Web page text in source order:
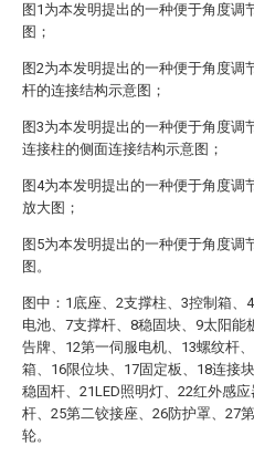
图1为本发明提出的一种便于角度调
图；
图2为本发明提出的一种便于角度调
杆的连接结构示意图；
图3为本发明提出的一种便于角度调
连接柱的侧面连接结构示意图；
图4为本发明提出的一种便于角度调
放大图；
图5为本发明提出的一种便于角度调
图。
图中：1底座、2支撑柱、3控制箱、
电池、7支撑杆、8稳固块、9太阳能
告牌、12第一伺服电机、13螺纹杆
箱、16限位块、17固定板、18连接
稳固杆、21LED照明灯、22红外感
杆、25第二铰接座、26防护罩、27
轮。